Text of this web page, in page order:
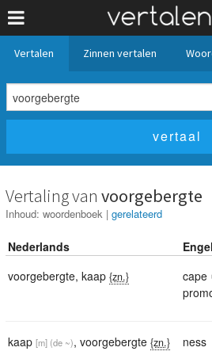
Vertalen Zinnen vertalen
Vertaling van voorgebergte
Inhoud: woordenboek | gerelateerd
Nederlands
voorgebergte, kaap {zn.}
cape
kaap [m] (de ~), voorgebergte {zn.}
ness